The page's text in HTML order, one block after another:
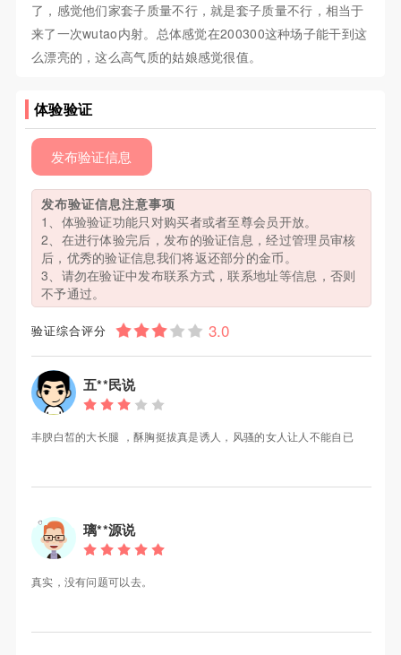
了，感觉他们家套子质量不行，就是套子质量不行，相当于
来了一次wutao内射。总体感觉在200300这种场子能干到这
么漂亮的，这么高气质的姑娘感觉很值。
体验验证
发布验证信息
发布验证信息注意事项
1、体验验证功能只对购买者或者至尊会员开放。
2、在进行体验完后，发布的验证信息，经过管理员审核
后，优秀的验证信息我们将返还部分的金币。
3、请勿在验证中发布联系方式，联系地址等信息，否则
不予通过。
验证综合评分
五**民说
丰腴白皙的大长腿 ，酥胸挺拔真是诱人，风骚的女人让人不能自已
璃**源说
真实，没有问题可以去。